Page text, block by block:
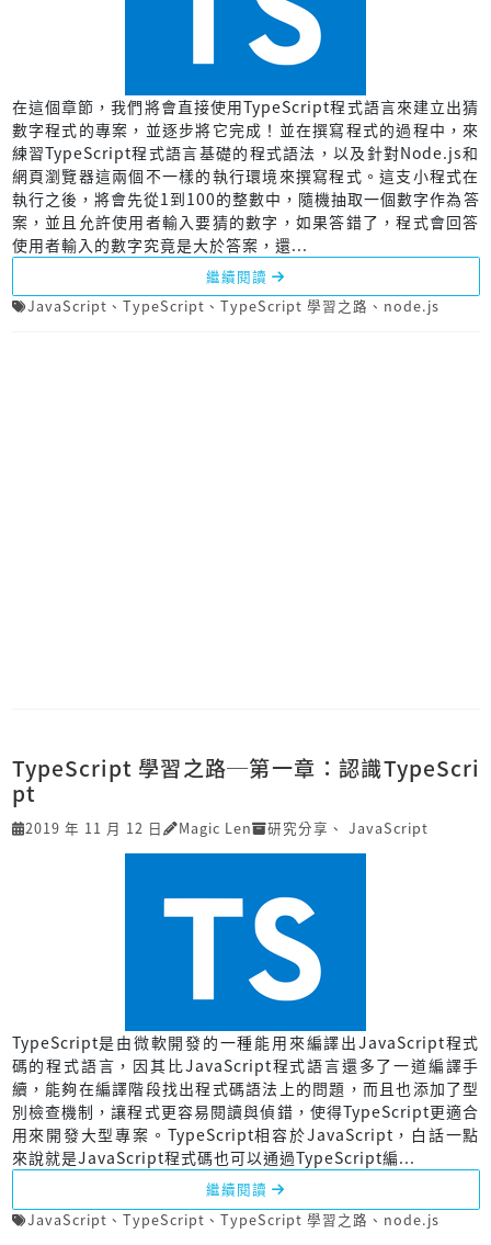
在這個章節，我們將會直接使用TypeScript程式語言來建立出猜
數字程式的專案，並逐步將它完成！並在撰寫程式的過程中，來
練習TypeScript程式語言基礎的程式語法，以及針對Node.js和
網頁瀏覽器這兩個不一樣的執行環境來撰寫程式。這支小程式在
執行之後，將會先從1到100的整數中，隨機抽取一個數字作為答
案，並且允許使用者輸入要猜的數字，如果答錯了，程式會回答
使用者輸入的數字究竟是大於答案，還...
繼續閱讀
JavaScript 、 TypeScript 、 TypeScript 學習之路 、 node.js
TypeScript 學習之路─第一章：認識TypeScri
pt
2019 年 11 月 12 日 Magic Len 研究分享 、 JavaScript
TypeScript是由微軟開發的一種能用來編譯出JavaScript程式
碼的程式語言，因其比JavaScript程式語言還多了一道編譯手
續，能夠在編譯階段找出程式碼語法上的問題，而且也添加了型
別檢查機制，讓程式更容易閱讀與偵錯，使得TypeScript更適合
用來開發大型專案。TypeScript相容於JavaScript，白話一點
來說就是JavaScript程式碼也可以通過TypeScript編...
繼續閱讀
JavaScript 、 TypeScript 、 TypeScript 學習之路 、 node.js